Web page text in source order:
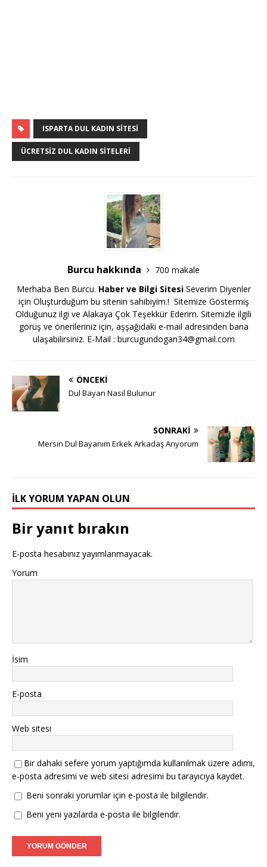
ISPARTA DUL KADIN SITESI
ÜCRETSIZ DUL KADIN SITELERI
Burcu hakkında
700 makale
Merhaba Ben Burcu. Haber ve Bilgi SitesiSeverim Diyenler
için Oluşturduğum bu sitenin sahibiyim.! Sitemize Göstermiş
Olduğunuz ilgi ve Alakaya Çok Teşekkür Ederim. Sitemizle ilgili
görüş ve önerileriniz için, aşşağıdaki e-mail adresinden bana
ulaşabilirsiniz. E-Mail : burcugundogan34@gmail.com
ÖNCEKI
Dul Bayan Nasıl Bulunur
SONRAKI
Mersin Dul Bayanım Erkek Arkadaş Arıyorum
İLK YORUM YAPAN OLUN
Bir yanıt bırakın
E-posta hesabınız yayımlanmayacak.
Yorum
İsim
E-posta
Web sitesi
Bir dahaki sefere yorum yaptığımda kullanılmak üzere adımı,
e-posta adresimi ve web sitesi adresimi bu tarayıcıya kaydet.
Beni sonraki yorumlar için e-posta ile bilgilendir.
Beni yeni yazılarda e-posta ile bilgilendir.